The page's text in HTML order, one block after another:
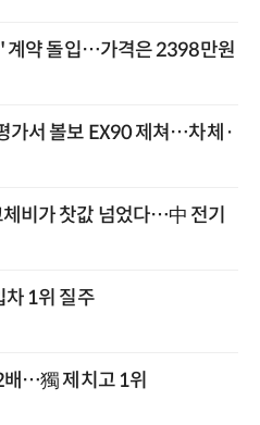
계약 돌입…가격은 2398만원
가서 볼보 EX90 제쳐…차체·
비가 찻값 넘었다…中 전기
차 1위 질주
배…獨 제치고 1위